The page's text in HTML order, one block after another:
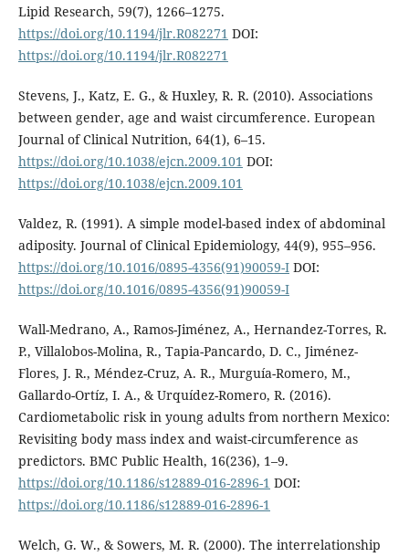
Lipid Research, 59(7), 1266–1275.
https://doi.org/10.1194/jlr.R082271 DOI:
https://doi.org/10.1194/jlr.R082271
Stevens, J., Katz, E. G., & Huxley, R. R. (2010). Associations
between gender, age and waist circumference. European
Journal of Clinical Nutrition, 64(1), 6–15.
https://doi.org/10.1038/ejcn.2009.101 DOI:
https://doi.org/10.1038/ejcn.2009.101
Valdez, R. (1991). A simple model-based index of abdominal
adiposity. Journal of Clinical Epidemiology, 44(9), 955–956.
https://doi.org/10.1016/0895-4356(91)90059-IDOI:
https://doi.org/10.1016/0895-4356(91)90059-I
Wall-Medrano, A., Ramos-Jiménez, A., Hernandez-Torres, R.
P., Villalobos-Molina, R., Tapia-Pancardo, D. C., Jiménez-
Flores, J. R., Méndez-Cruz, A. R., Murguía-Romero, M.,
Gallardo-Ortíz, I. A., & Urquídez-Romero, R. (2016).
Cardiometabolic risk in young adults from northern Mexico:
Revisiting body mass index and waist-circumference as
predictors. BMC Public Health, 16(236), 1–9.
https://doi.org/10.1186/s12889-016-2896-1 DOI:
https://doi.org/10.1186/s12889-016-2896-1
Welch, G. W., & Sowers, M. R. (2000). The interrelationship